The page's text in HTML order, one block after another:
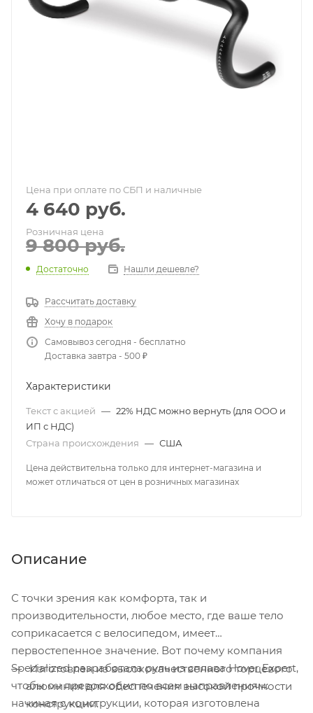
Цена при оплате по СБП и наличные
4 640 руб.
Розничная цена
9 800руб.
Достаточно Нашли дешевле?
Рассчитать доставку
Хочу в подарок
Самовывоз сегодня - бесплатно
Доставка завтра - 500 ₽
Характеристики
Текст с акцией — 22% НДС можно вернуть (для ООО и
ИП с НДС)
Страна происхождения — США
Цена действительна только для интернет-магазина и
может отличаться от цен в розничных магазинах
Описание
С точки зрения как комфорта, так и
производительности, любое место, где ваше тело
соприкасается с велосипедом, имеет
первостепенное значение. Вот почему компания
Specialized разработала руль из сплава Hover Expert,
чтобы он превосходил по всем направлениям:
начиная с конструкции, которая изготовлена
Изготовлен из высококачественного торцевого
алюминия для обеспечения высокой прочности
конструкции.